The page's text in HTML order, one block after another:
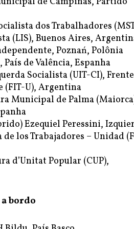
dos Trabalhadores
(LIS), Buenos Aires,
Poznań, Polônia
de Valência, Espanha
Socialista (UIT-CI),
(FIT-U), Argentina
Municipal de Palma
Ezequiel Peressini,
los Trabajadores – Unidad
d’Unitat Popular (CUP),
bordo